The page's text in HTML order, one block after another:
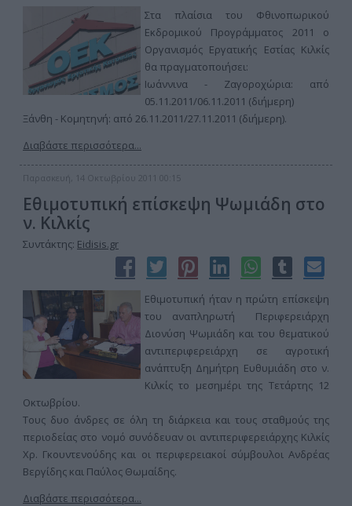
Στα πλαίσια του Φθινοπωρικού
Εκδρομικού Προγράμματος 2011 ο
Οργανισμός Εργατικής Εστίας Κιλκίς
θα πραγματοποιήσει:
Ιωάννινα - Ζαγοροχώρια: από
05.11.2011/06.11.2011 (διήμερη)
Ξάνθη - Κομητηνή: από 26.11.2011/27.11.2011 (διήμερη).
Διαβάστε περισσότερα...
Παρασκευή, 14 Οκτωβρίου 2011 00:15
Εθιμοτυπική επίσκεψη Ψωμιάδη στο
ν. Κιλκίς
Συντάκτης: Eidisis.gr
Εθιμοτυπική ήταν η πρώτη επίσκεψη
του αναπληρωτή Περιφερειάρχη
Διονύση Ψωμιάδη και του θεματικού
αντιπεριφερειάρχη σε αγροτική
ανάπτυξη Δημήτρη Ευθυμιάδη στο ν.
Κιλκίς το μεσημέρι της Τετάρτης 12
Οκτωβρίου.
Τους δυο άνδρες σε όλη τη διάρκεια και τους σταθμούς της
περιοδείας στο νομό συνόδευαν οι αντιπεριφερειάρχης Κιλκίς
Χρ. Γκουντενούδης και οι περιφερειακοί σύμβουλοι Ανδρέας
Βεργίδης και Παύλος Θωμαίδης.
Διαβάστε περισσότερα...